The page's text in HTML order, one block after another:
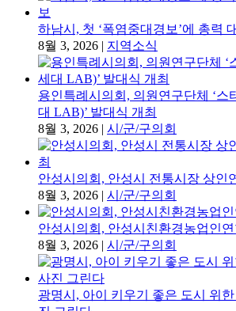
하남시, 첫 ‘폭염중대경보’에 총력
8월 3, 2026
지역소식
용인특례시의회, 의원연구단체 ‘스
대 LAB)’ 발대식 개최
8월 3, 2026
시/군/구의회
안성시의회, 안성시 전통시장 상인
8월 3, 2026
시/군/구의회
안성시의회, 안성시친환경농업인
8월 3, 2026
시/군/구의회
광명시, 아이 키우기 좋은 도시 위